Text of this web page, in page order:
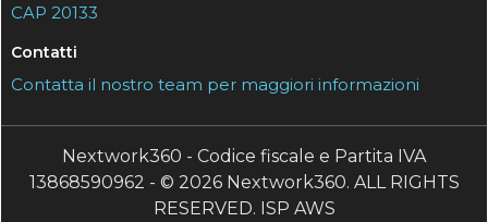
CAP 20133
Contatti
Contatta il nostro team per maggiori informazioni
Nextwork360 - Codice fiscale e Partita IVA
13868590962 - © 2026 Nextwork360. ALL RIGHTS
RESERVED. ISP AWS